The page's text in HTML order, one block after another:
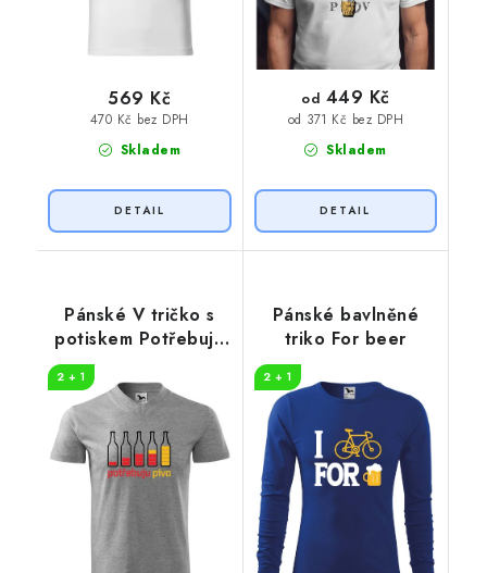
Skladem
470 Kč bez DPH
569 Kč
Skladem
od 371 Kč bez DPH
od 449 Kč
Pánské V tričko s
potiskem Potřebuju
2 + 1
Pánské bavlněné
triko For beer
2 + 1